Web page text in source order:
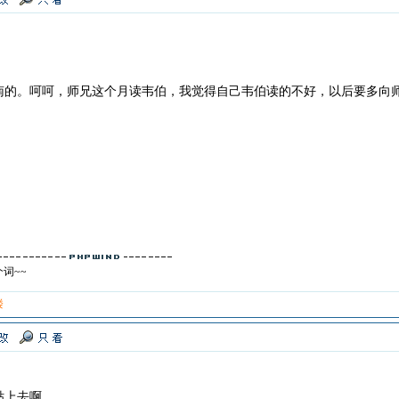
。呵呵，师兄这个月读韦伯，我觉得自己韦伯读的不好，以后要多向
词~~
去啊。。